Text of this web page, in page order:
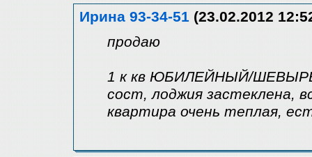
Ирина 93-34-51 (23.02.2012
продаю
1 к кв ЮБИЛЕЙНЫЙ/
сост, лоджия застеклена,
квартира очень теплая,